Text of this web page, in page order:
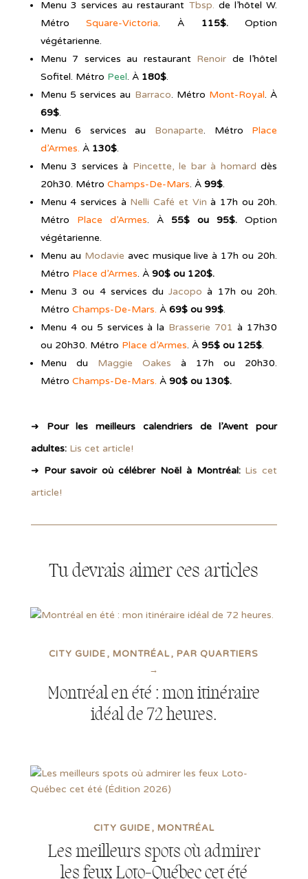
Menu 3 services au restaurant Tbsp. de l’hôtel W.
MétroSquare-Victoria. À 115$.Option
végétarienne.
Menu 7 services au restaurant Renoir de l’hôtel
Sofitel. Métro Peel. À 180$.
Menu 5 services au Barraco. Métro Mont-Royal. À
69$.
Menu 6 services au Bonaparte. Métro Place
d’Armes. À 130$.
Menu 3 services à Pincette, le bar à homard dès
20h30. Métro Champs-De-Mars. À 99$.
Menu 4 services à Nelli Café et Vin à 17h ou 20h.
Métro Place d’Armes. À 55$ ou 95$. Option
végétarienne.
Menu au Modavie avec musique live à 17h ou 20h.
Métro Place d’Armes. À 90$ ou 120$.
Menu 3 ou 4 services duJacopo à 17h ou 20h.
Métro Champs-De-Mars. À 69$ ou 99$.
Menu 4 ou 5 services à la Brasserie 701 à 17h30
ou 20h30. Métro Place d’Armes. À 95$ ou 125$.
Menu du Maggie Oakes à 17h ou 20h30.
Métro Champs-De-Mars. À 90$ ou 130$.
➜ Pour les meilleurs calendriers de l’Avent pour
adultes: Lis cet article!
➜ Pour savoir où célébrer Noël à Montréal: Lis cet
article!
Tu devrais aimer ces articles
Montréal en été : mon itinéraire
idéal de 72 heures.
CITY GUIDE MONTRÉAL
PAR QUARTIERS
→
Les meilleurs spots où admirer
les feux Loto-Québec cet été
CITY GUIDE MONTRÉAL